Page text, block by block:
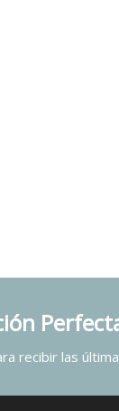
recibir las